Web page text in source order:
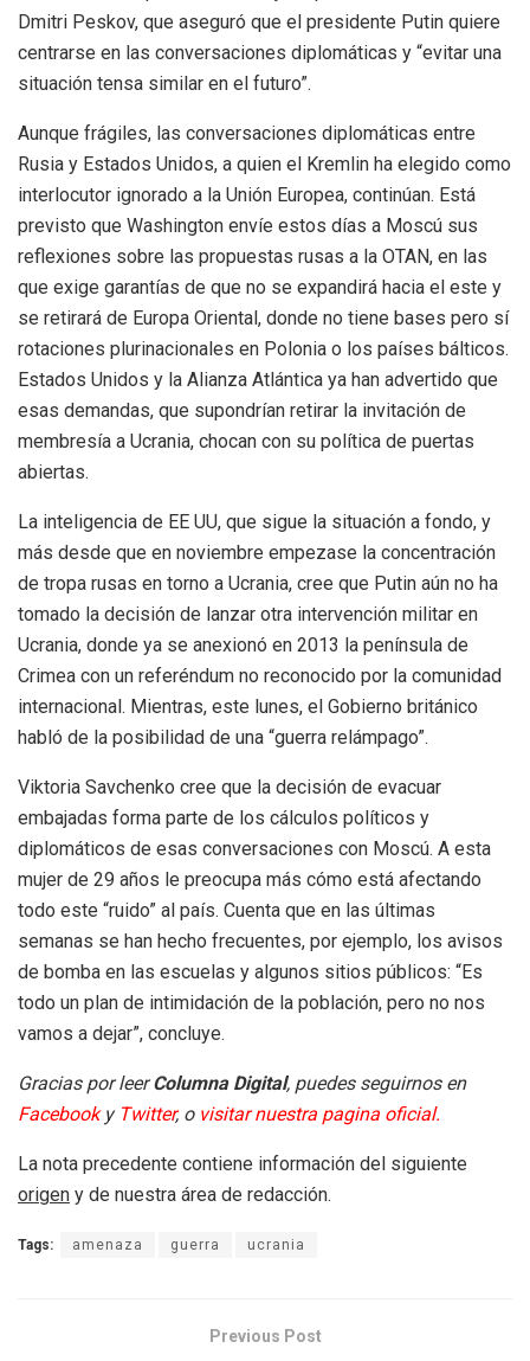
Dmitri Peskov, que aseguró que el presidente Putin quiere
centrarse en las conversaciones diplomáticas y “evitar una
situación tensa similar en el futuro”.
Aunque frágiles, las conversaciones diplomáticas entre
Rusia y Estados Unidos, a quien el Kremlin ha elegido como
interlocutor ignorado a la Unión Europea, continúan. Está
previsto que Washington envíe estos días a Moscú sus
reflexiones sobre las propuestas rusas a la OTAN, en las
que exige garantías de que no se expandirá hacia el este y
se retirará de Europa Oriental, donde no tiene bases pero sí
rotaciones plurinacionales en Polonia o los países bálticos.
Estados Unidos y la Alianza Atlántica ya han advertido que
esas demandas, que supondrían retirar la invitación de
membresía a Ucrania, chocan con su política de puertas
abiertas.
La inteligencia de EE UU, que sigue la situación a fondo, y
más desde que en noviembre empezase la concentración
de tropa rusas en torno a Ucrania, cree que Putin aún no ha
tomado la decisión de lanzar otra intervención militar en
Ucrania, donde ya se anexionó en 2013 la península de
Crimea con un referéndum no reconocido por la comunidad
internacional. Mientras, este lunes, el Gobierno británico
habló de la posibilidad de una “guerra relámpago”.
Viktoria Savchenko cree que la decisión de evacuar
embajadas forma parte de los cálculos políticos y
diplomáticos de esas conversaciones con Moscú. A esta
mujer de 29 años le preocupa más cómo está afectando
todo este “ruido” al país. Cuenta que en las últimas
semanas se han hecho frecuentes, por ejemplo, los avisos
de bomba en las escuelas y algunos sitios públicos: “Es
todo un plan de intimidación de la población, pero no nos
vamos a dejar”, concluye.
Gracias por leerColumna Digital, puedes seguirnos en
Facebooky Twitter, o visitar nuestra pagina oficial.
La nota precedente contiene información del siguiente
origen y de nuestra área de redacción.
Tags: amenaza guerra ucrania
Previous Post